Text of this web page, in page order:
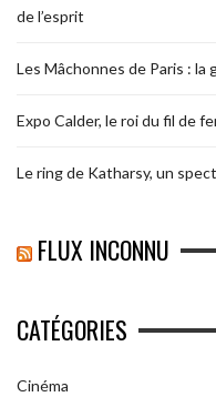
de l’esprit
Les Mâchonnes de Paris : la
Expo Calder, le roi du fil de
Le ring de Katharsy, un
FLUX INCONNU
CATÉGORIES
Cinéma